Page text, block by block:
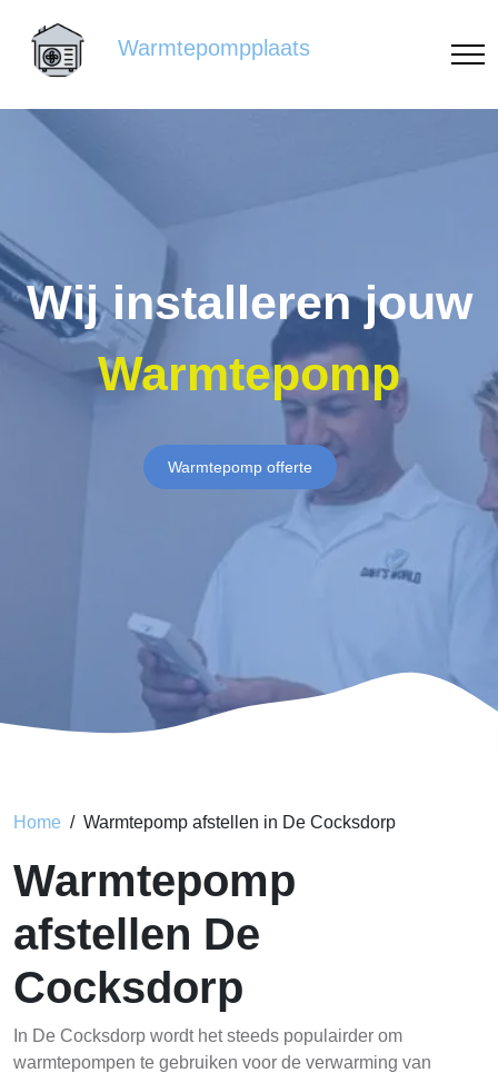
Warmtepompplaats
Wij installeren jouw
Warmtepomp
Warmtepomp offerte
Home Warmtepomp afstellen in De Cocksdorp
Warmtepomp
afstellen De
Cocksdorp
In De Cocksdorp wordt het steeds populairder om
warmtepompen te gebruiken voor de verwarming van